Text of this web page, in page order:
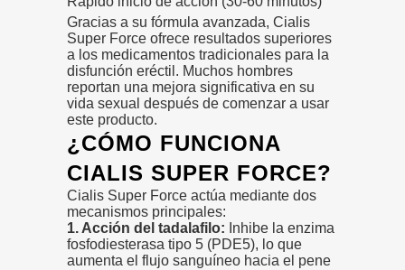
Gracias a su fórmula avanzada, Cialis
Super Force ofrece resultados superiores
a los medicamentos tradicionales para la
disfunción eréctil. Muchos hombres
reportan una mejora significativa en su
vida sexual después de comenzar a usar
este producto.
¿CÓMO FUNCIONA
CIALIS SUPER FORCE?
Cialis Super Force actúa mediante dos
mecanismos principales:
1. Acción del tadalafilo: Inhibe la enzima
fosfodiesterasa tipo 5 (PDE5), lo que
aumenta el flujo sanguíneo hacia el pene